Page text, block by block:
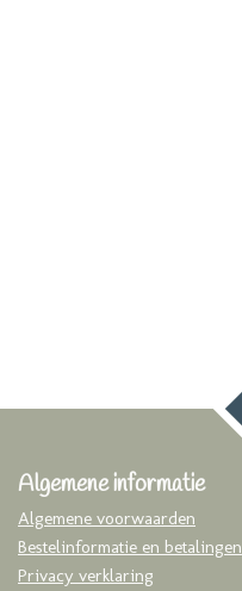
Algemene informatie
Algemene voorwaarden
Bestelinformatie en betalingen
Privacy verklaring